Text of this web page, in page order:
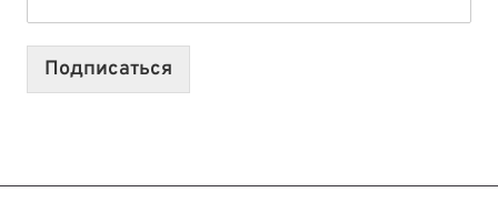
СОЗДАВАТЬ
ПРОДУКТЫ
Подписаться